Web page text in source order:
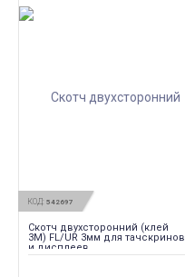
КОД: 542697
Скотч двухсторонний (клей
3M) FL/UR 3мм для тачскринов
и дисплеев